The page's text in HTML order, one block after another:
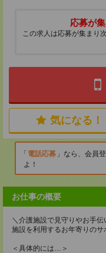
応募が
この求人は応募が集まり
気になる！
電話応募
なら、会員
よ！
お仕事の概要
＼介護施設で見守りやお手伝
施設を利用するお年寄りのサ
＜具体的には…＞